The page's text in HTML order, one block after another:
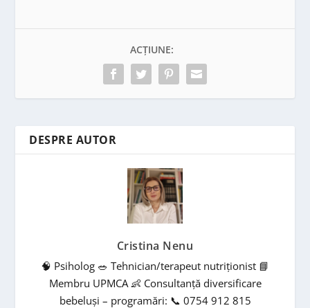
ACȚIUNE:
DESPRE AUTOR
Cristina Nenu
🧠 Psiholog 🥗 Tehnician/terapeut nutriționist 📘
Membru UPMCA 👶 Consultanță diversificare
bebeluși – programări: 📞 0754 912 815